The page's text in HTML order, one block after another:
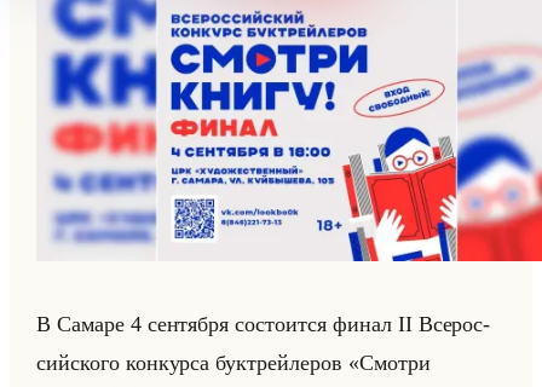
В Са­ма­ре 4 сен­тяб­ря со­сто­ит­ся финал II Все­рос­
сийско­го кон­кур­са бук­трейле­ров «Смотри